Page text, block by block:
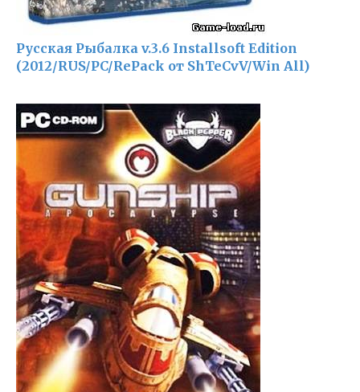
Русская Рыбалка v.3.6 Installsoft Edition
(2012/RUS/PC/RePack от ShTeCvV/Win All)